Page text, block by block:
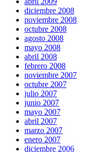
diciembre 2008
noviembre 2008
octubre 2008
agosto 2008
mayo 2008
abril 2008
febrero 2008
noviembre 2007
octubre 2007
julio 2007
junio 2007
mayo 2007
abril 2007
marzo 2007
enero 2007
diciembre 2006